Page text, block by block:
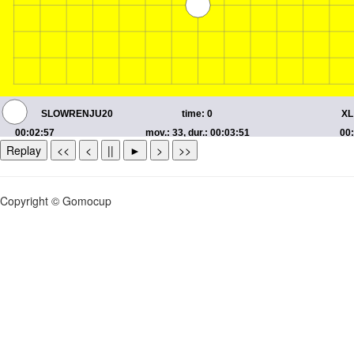
Replay << < || ► > >>
Copyright © Gomocup